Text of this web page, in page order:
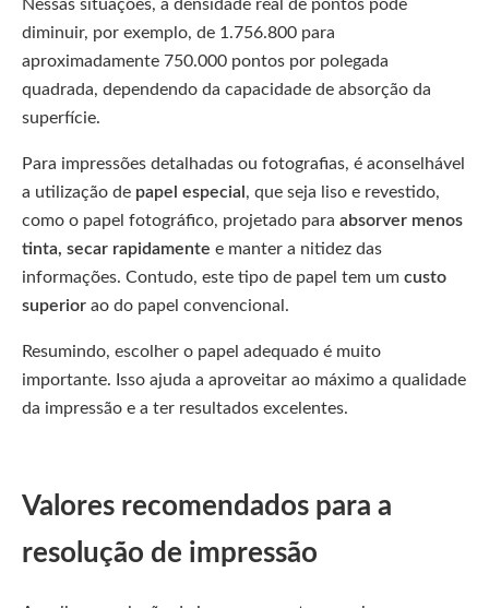
Nessas situações, a densidade real de pontos pode
diminuir, por exemplo, de 1.756.800 para
aproximadamente 750.000 pontos por polegada
quadrada, dependendo da capacidade de absorção da
superfície.
Para impressões detalhadas ou fotografias, é aconselhável
a utilização de papel especial , que seja liso e revestido,
como o papel fotográfico, projetado para absorver menos
tinta, secar rapidamente e manter a nitidez das
informações. Contudo, este tipo de papel tem um custo
superior ao do papel convencional.
Resumindo, escolher o papel adequado é muito
importante. Isso ajuda a aproveitar ao máximo a qualidade
da impressão e a ter resultados excelentes.
Valores recomendados para a
resolução de impressão